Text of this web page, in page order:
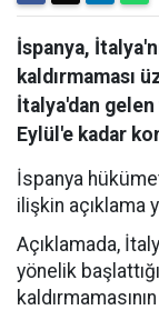
İspanya,
kaldırmaması
İtalya'dan
Eylül'e kadar
İspanya
ilişkin açıklama
Açıklamada,
yönelik